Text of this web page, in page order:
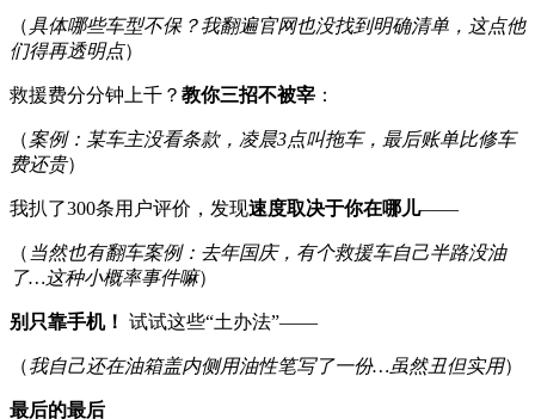
（具体哪些车型不保？我翻遍官网也没找到明确清单，这点他
们得再透明点）
救援费分分钟上千？ 教你三招不被宰 ：
（案例：某车主没看条款，凌晨3点叫拖车，最后账单比修车
费还贵）
我扒了300条用户评价，发现速度取决于你在哪儿——
（ 当然也有翻车案例：去年国庆，有个救援车自己半路没油
了…这种小概率事件嘛）
别只靠手机！ 试试这些“土办法”——
（我自己还在油箱盖内侧用油性笔写了一份…虽然丑但实用）
最后的最后